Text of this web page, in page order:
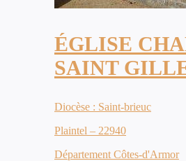
ÉGLISE
SAINT
Diocèse : Saint-brieuc
Plaintel – 22940
Département Côtes-d'Armor